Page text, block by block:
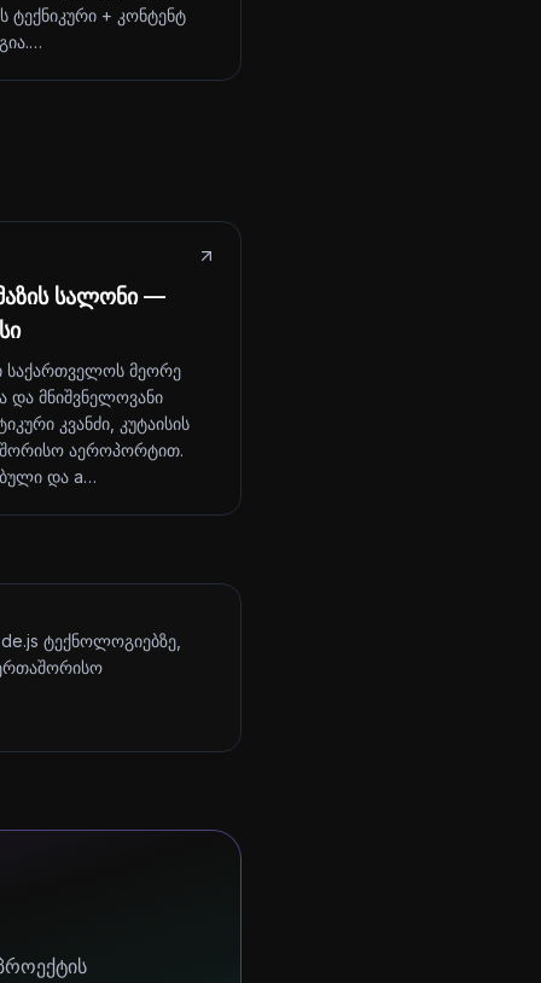
ტექნიკური + კონტენტ
სალონი —
საქართველოს მეორე
და მნიშვნელოვანი
კვანძი, კუტაისის
აეროპორტით.
და a…
ტექნოლოგიებზე,